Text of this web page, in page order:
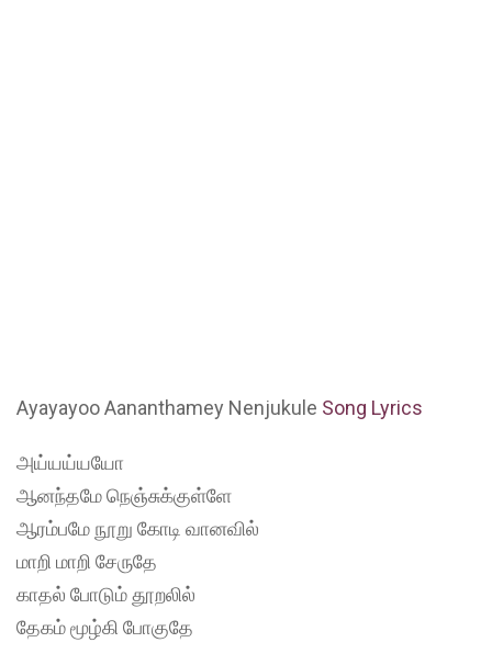
Ayayayoo Aananthamey Nenjukule Song Lyrics
அய்யய்யயோ
ஆனந்தமே நெஞ்சுக்குள்ளே
ஆரம்பமே நூறு கோடி வானவில்
மாறி மாறி சேருதே
காதல் போடும் தூறலில்
தேகம் மூழ்கி போகுதே